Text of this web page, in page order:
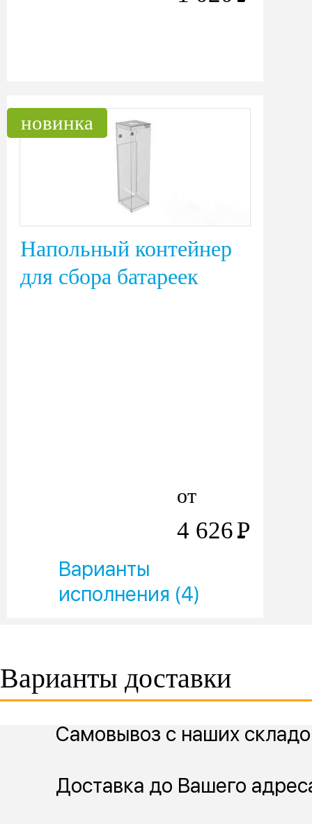
новинка
Напольный контейнер
для сбора батареек
от
4 626Р
Варианты
исполнения (4)
Варианты доставки
Самовывоз с наших
Доставка до Вашего